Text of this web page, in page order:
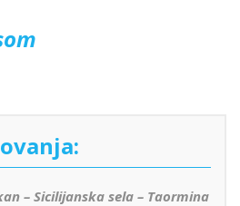
– Sicilijanska sela – Taormina